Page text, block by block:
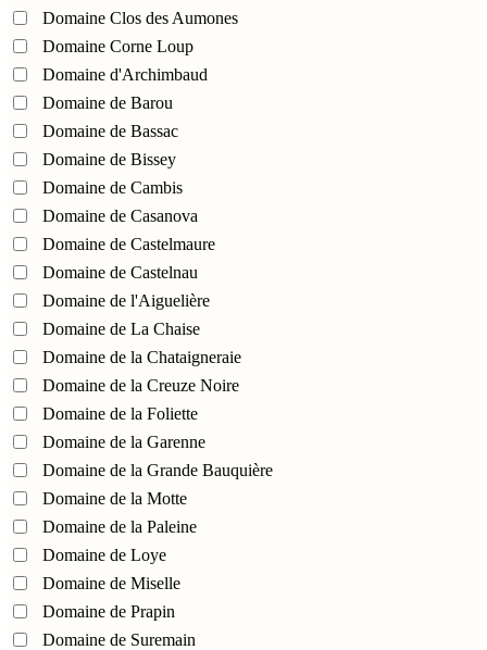
Domaine Clos des Aumones
Domaine Corne Loup
Domaine d'Archimbaud
Domaine de Barou
Domaine de Bassac
Domaine de Bissey
Domaine de Cambis
Domaine de Casanova
Domaine de Castelmaure
Domaine de Castelnau
Domaine de l'Aiguelière
Domaine de La Chaise
Domaine de la Chataigneraie
Domaine de la Creuze Noire
Domaine de la Foliette
Domaine de la Garenne
Domaine de la Grande Bauquière
Domaine de la Motte
Domaine de la Paleine
Domaine de Loye
Domaine de Miselle
Domaine de Prapin
Domaine de Suremain